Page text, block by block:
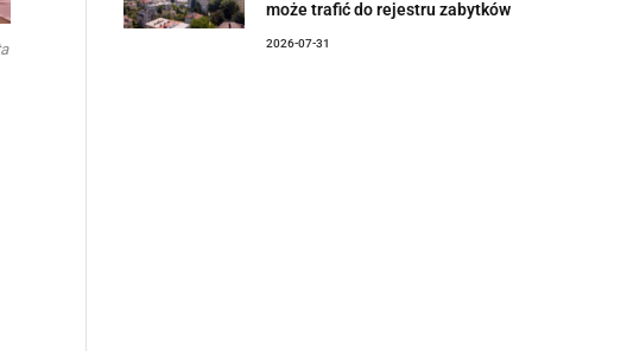
może trafić do rejestru zabytków
2026-07-31